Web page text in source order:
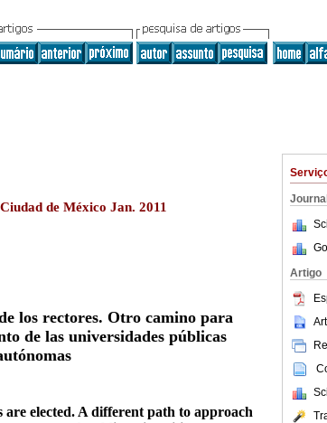
Journal
Artigo
de México Jan. 2011
los rectores. Otro camino para
de las universidades públicas
elected. A different path to approach